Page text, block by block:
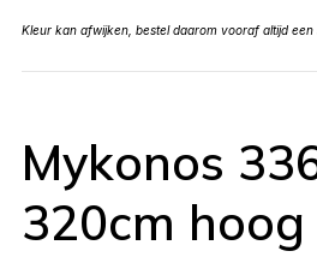
Kleur kan afwijken, bestel daarom vooraf altijd een
Mykonos
320cm hoog